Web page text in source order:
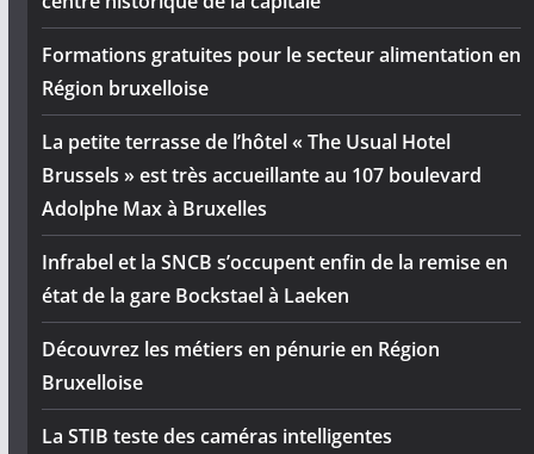
Formations gratuites pour le secteur alimentation en
Région bruxelloise
La petite terrasse de l’hôtel « The Usual Hotel
Brussels » est très accueillante au 107 boulevard
Adolphe Max à Bruxelles
Infrabel et la SNCB s’occupent enfin de la remise en
état de la gare Bockstael à Laeken
Découvrez les métiers en pénurie en Région
Bruxelloise
La STIB teste des caméras intelligentes